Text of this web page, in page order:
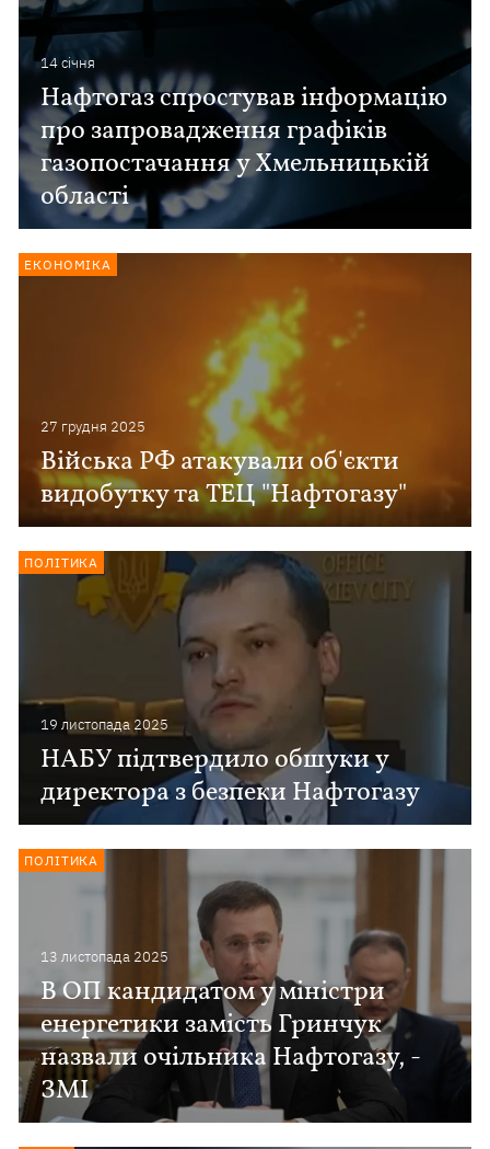
14 сiчня
Нафтогаз спростував інформацію
про запровадження графіків
газопостачання у Хмельницькій
області
27 грудня 2025
Війська РФ атакували об'єкти
видобутку та ТЕЦ "Нафтогазу"
ЕКОНОМІКА
19 листопада 2025
НАБУ підтвердило обшуки у
директора з безпеки Нафтогазу
ПОЛІТИКА
13 листопада 2025
В ОП кандидатом у міністри
енергетики замість Гринчук
назвали очільника Нафтогазу, -
ЗМІ
ПОЛІТИКА